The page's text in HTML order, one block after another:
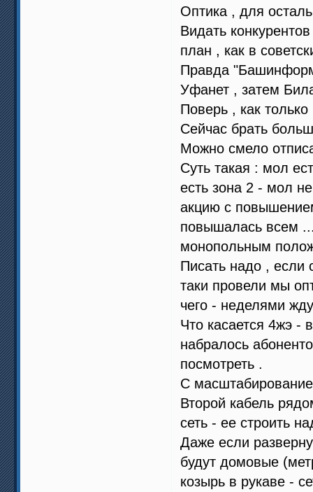
Оптика , для
Видать
план , как в
Правда
Уфанет , затем
Поверь , как
Сейчас брать
Можно смело
Суть такая : мол
есть зона 2 - мол
акцию с
повышалась всем
монопольным
Писать надо , если
таки провели мы
чего - неделями
Что касается 4жэ -
набралось
посмотреть .
С
Второй кабель
сеть - ее строить
Даже если
будут домовые
козырь в рукаве -